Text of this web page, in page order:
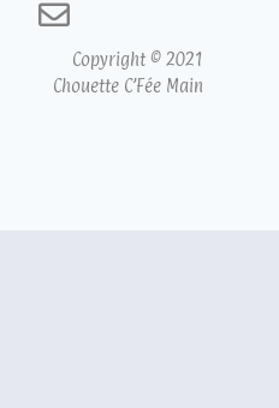
Copyright © 2021
Chouette C’Fée Main